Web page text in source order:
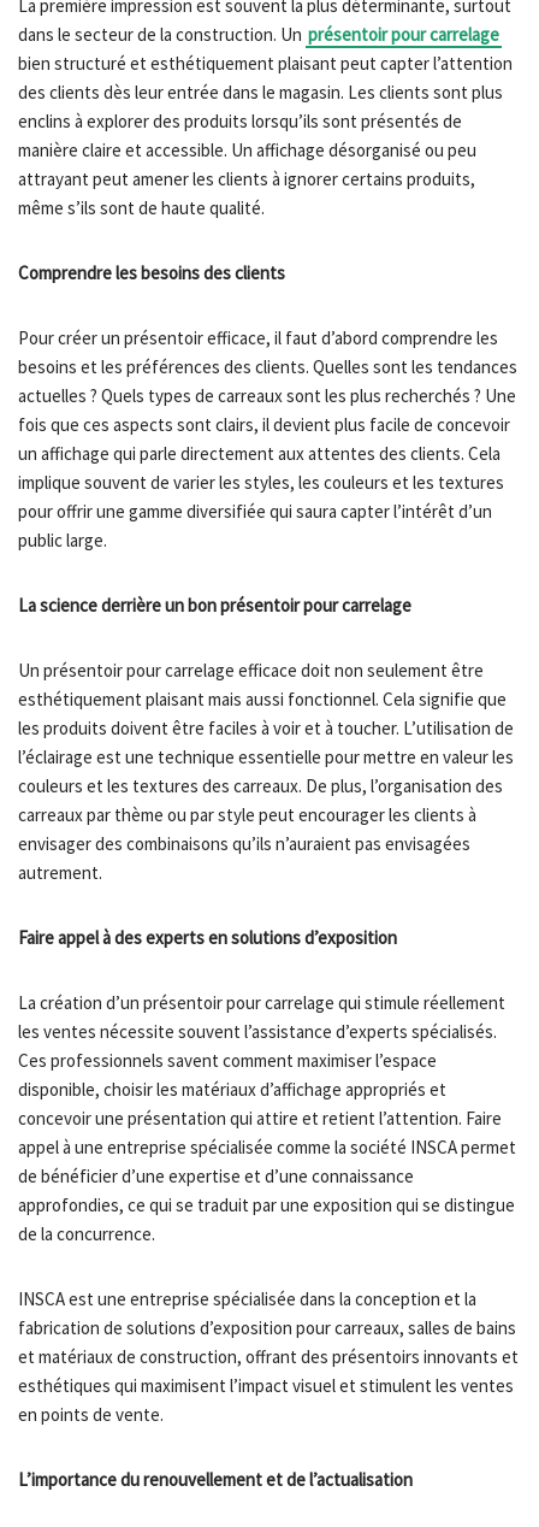
La première impression est souvent la plus déterminante, surtout
dans le secteur de la construction. Un présentoir pour carrelage
bien structuré et esthétiquement plaisant peut capter l’attention
des clients dès leur entrée dans le magasin. Les clients sont plus
enclins à explorer des produits lorsqu’ils sont présentés de
manière claire et accessible. Un affichage désorganisé ou peu
attrayant peut amener les clients à ignorer certains produits,
même s’ils sont de haute qualité.
Comprendre les besoins des clients
Pour créer un présentoir efficace, il faut d’abord comprendre les
besoins et les préférences des clients. Quelles sont les tendances
actuelles ? Quels types de carreaux sont les plus recherchés ? Une
fois que ces aspects sont clairs, il devient plus facile de concevoir
un affichage qui parle directement aux attentes des clients. Cela
implique souvent de varier les styles, les couleurs et les textures
pour offrir une gamme diversifiée qui saura capter l’intérêt d’un
public large.
La science derrière un bon présentoir pour carrelage
Un présentoir pour carrelage efficace doit non seulement être
esthétiquement plaisant mais aussi fonctionnel. Cela signifie que
les produits doivent être faciles à voir et à toucher. L’utilisation de
l’éclairage est une technique essentielle pour mettre en valeur les
couleurs et les textures des carreaux. De plus, l’organisation des
carreaux par thème ou par style peut encourager les clients à
envisager des combinaisons qu’ils n’auraient pas envisagées
autrement.
Faire appel à des experts en solutions d’exposition
La création d’un présentoir pour carrelage qui stimule réellement
les ventes nécessite souvent l’assistance d’experts spécialisés.
Ces professionnels savent comment maximiser l’espace
disponible, choisir les matériaux d’affichage appropriés et
concevoir une présentation qui attire et retient l’attention. Faire
appel à une entreprise spécialisée comme la société INSCA permet
de bénéficier d’une expertise et d’une connaissance
approfondies, ce qui se traduit par une exposition qui se distingue
de la concurrence.
INSCA est une entreprise spécialisée dans la conception et la
fabrication de solutions d’exposition pour carreaux, salles de bains
et matériaux de construction, offrant des présentoirs innovants et
esthétiques qui maximisent l’impact visuel et stimulent les ventes
en points de vente.
L’importance du renouvellement et de l’actualisation